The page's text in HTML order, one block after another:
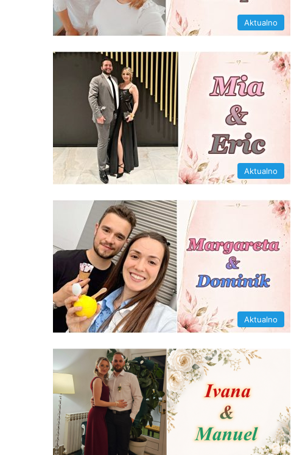
Aktualno
Aktualno
Aktualno